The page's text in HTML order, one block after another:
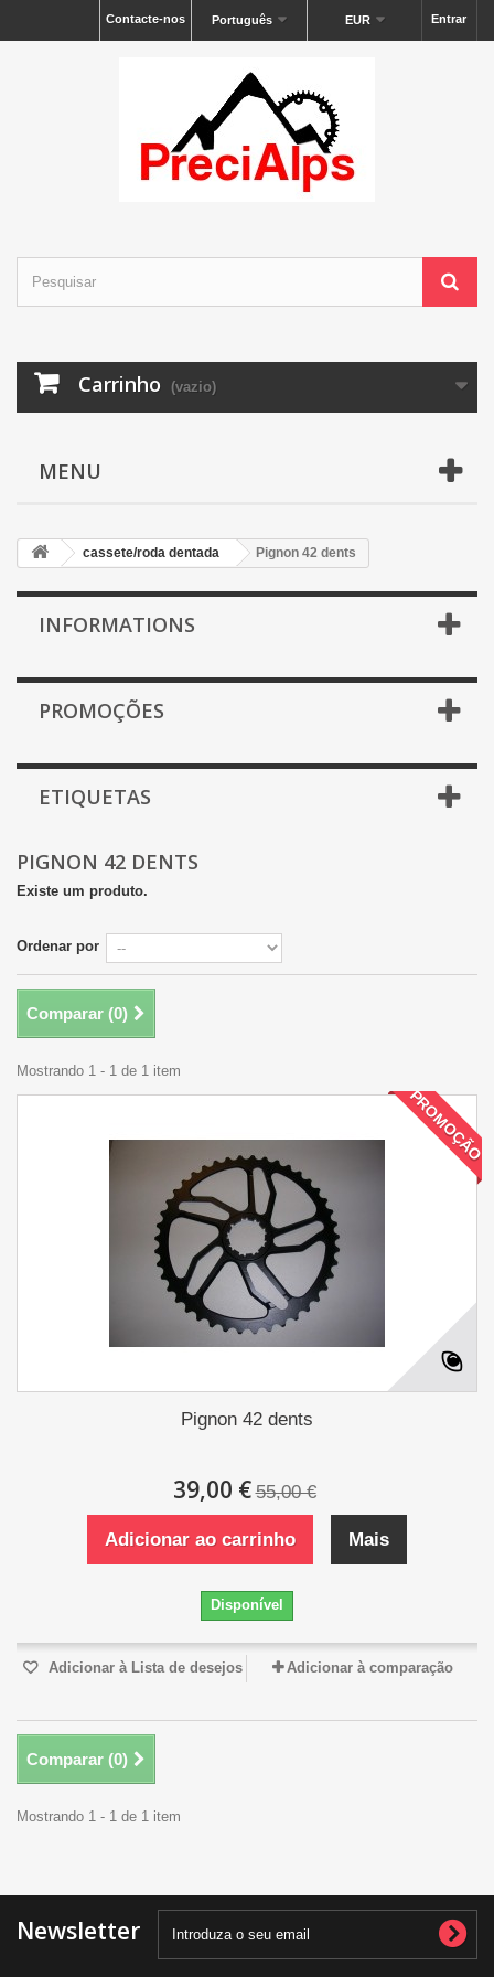
Entrar
EUR
Português
Contacte-nos
Carrinho (vazio)
MENU
cassete/roda dentada Pignon 42 dents
INFORMATIONS
PROMOÇÕES
ETIQUETAS
PIGNON 42 DENTS
Existe um produto.
Ordenar por
Comparar (0)
Mostrando 1 - 1 de 1 item
PROMOÇÃO
Pignon 42 dents
39,00 € 55,00 €
Adicionar ao carrinho Mais
Disponível
Adicionar à Lista de desejos Adicionar à comparação
Comparar (0)
Mostrando 1 - 1 de 1 item
Newsletter